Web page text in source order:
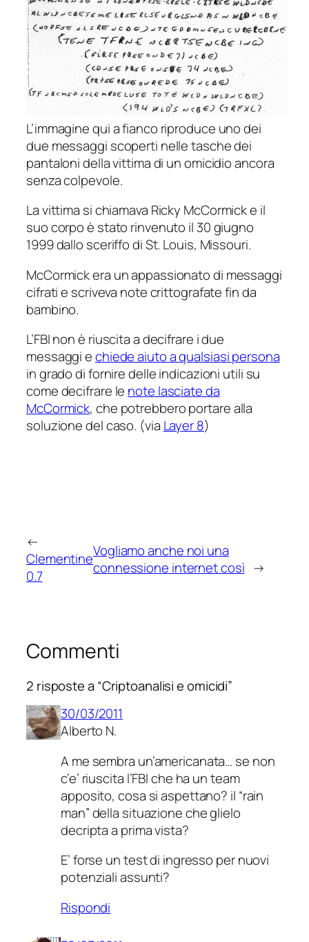
L’immagine qui a fianco riproduce uno dei
due messaggi scoperti nelle tasche dei
pantaloni della vittima di un omicidio ancora
senza colpevole.
La vittima si chiamava Ricky McCormick e il
suo corpo è stato rinvenuto il 30 giugno
1999 dallo sceriffo di St. Louis, Missouri.
McCormick era un appassionato di messaggi
cifrati e scriveva note crittografate fin da
bambino.
L’FBI non è riuscita a decifrare i due
messaggi echiede aiuto a qualsiasi persona
in grado di fornire delle indicazioni utili su
come decifrare le note lasciate da
McCormick, che potrebbero portare alla
soluzione del caso. (via Layer 8)
←
Clementine
0.7
Vogliamo anche noi una
connessione internet così →
Commenti
2 risposte a “Criptoanalisi e omicidi”
30/03/2011
Alberto N.
A me sembra un’americanata… se non
c’e’ riuscita l’FBI che ha un team
apposito, cosa si aspettano? il “rain
man” della situazione che glielo
decripta a prima vista?
E’ forse un test di ingresso per nuovi
potenziali assunti?
Rispondi